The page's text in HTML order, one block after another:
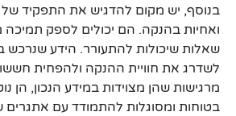
בנוסף, יש מקום להדגיש את התפקיד של
ואחיות בהנקה. הם יכולים לספק תמיכה
שאלות שיכולות להתעורר. הידע שנרכש
לשדרג את חוויית ההנקה ולהפחית
מרגישות שהן מצוידות במידע הנכון, הן
בטוחות ומסוגלות להתמודד עם אתגרים